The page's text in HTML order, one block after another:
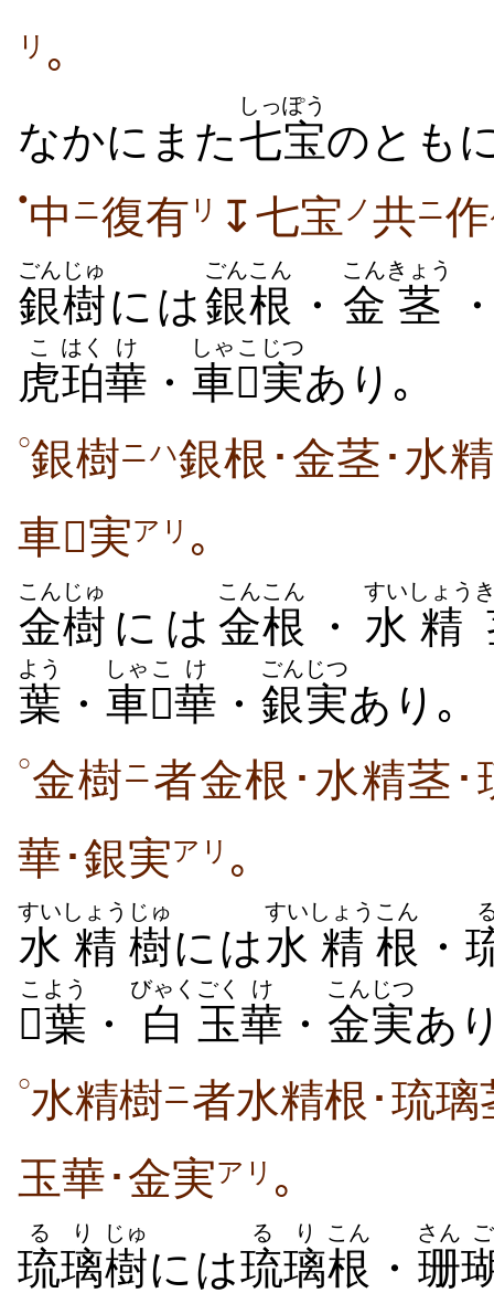
リ ｡
なかにまた七宝
しっぽう
のとも
●中 ニ復有 リ ↧七宝 ノ 共ニ作
銀
ごん
樹
じゅ
には銀
ごん
根
こん
・ 金
こん
茎
きょう
虎
こ
珀
はく
華
け
・ 車
しゃ

こ
実
じつ
あり｡
○銀樹ニハ銀根･金茎･水
車実アリ ｡
金
こん
樹
じゅ
には 金
こん
根
こん
・ 水
すい
精
しょう
葉
よう
・ 車
しゃ

こ
華
け
・ 銀
ごん
実
じつ
あり｡
○金樹ニ者金根･水精茎
華･銀実アリ ｡
水
すい
精
しょう
樹
じゅ
には水
すい
精
しょう
根
こん
・

こ
葉
よう
・ 白
びゃく
玉
ごく
華
け
・ 金
こん
実
じつ
あ
○水精樹ニ者水精根･琉
玉華･金実アリ ｡
琉璃
るり
樹
じゅ
には琉璃
るり
根
こん
・ 珊
さん ご